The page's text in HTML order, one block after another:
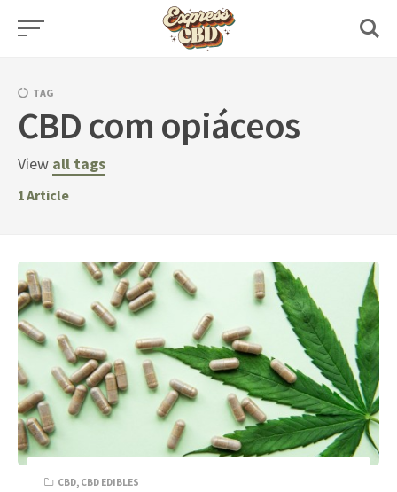
Skip
TAG
CBD com opiáceos
View all tags
1Article
CBD, CBD EDIBLES